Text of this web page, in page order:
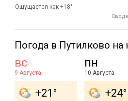
Ощущается как +18°
Погода в Путилково
вс
9 Августа
+21°
пн
10 Августа
+24°